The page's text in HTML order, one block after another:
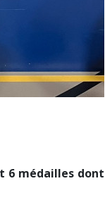
6 médailles dont